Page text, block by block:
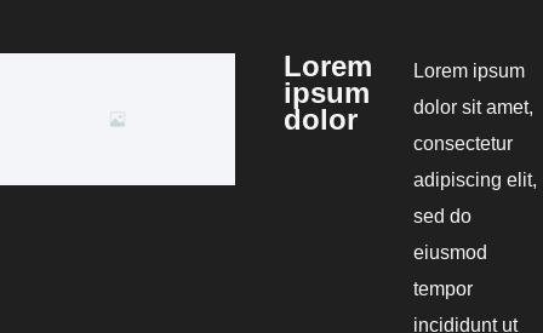
Lorem
ipsum
dolor
Lorem ipsum
dolor sit amet,
consectetur
adipiscing elit,
sed do
eiusmod
tempor
incididunt ut